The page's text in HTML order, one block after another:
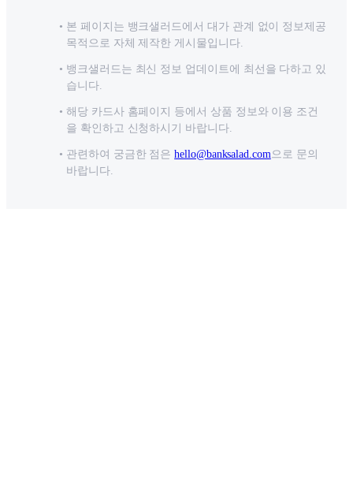
본 페이지는 뱅크샐러드에서 대가 관계 없이 정보제공
목적으로 자체 제작한 게시물입니다.
뱅크샐러드는 최신 정보 업데이트에 최선을 다하고 있
습니다.
해당 카드사 홈페이지 등에서 상품 정보와 이용 조건
을 확인하고 신청하시기 바랍니다.
관련하여 궁금한 점은 hello@banksalad.com으로 문의
바랍니다.